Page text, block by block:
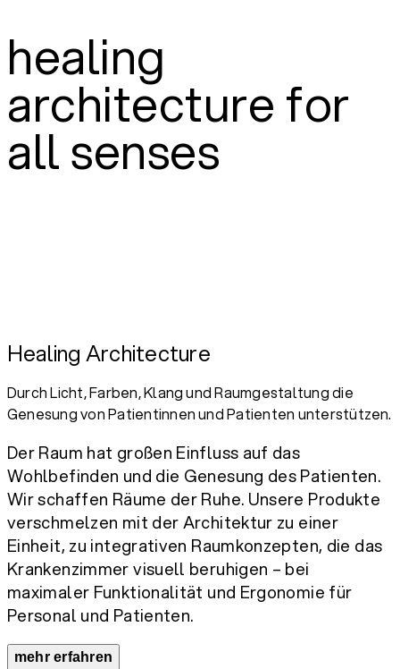
healing
architecture for
all senses
Healing Architecture
Durch Licht, Farben, Klang und Raumgestaltung die
Genesung von Patientinnen und Patienten unterstützen.
Der Raum hat großen Einfluss auf das
Wohlbefinden und die Genesung des Patienten.
Wir schaffen Räume der Ruhe. Unsere Produkte
verschmelzen mit der Architektur zu einer
Einheit, zu integrativen Raumkonzepten, die das
Krankenzimmer visuell beruhigen – bei
maximaler Funktionalität und Ergonomie für
Personal und Patienten.
mehr erfahren